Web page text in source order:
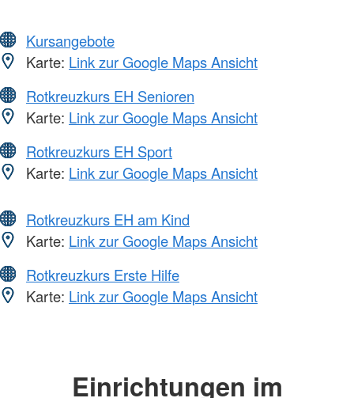
Kursangebote
Karte: Link zur Google Maps Ansicht
Rotkreuzkurs EH Senioren
Karte: Link zur Google Maps Ansicht
Rotkreuzkurs EH Sport
Karte: Link zur Google Maps Ansicht
Rotkreuzkurs EH am Kind
Karte: Link zur Google Maps Ansicht
Rotkreuzkurs Erste Hilfe
Karte: Link zur Google Maps Ansicht
Einrichtungen im